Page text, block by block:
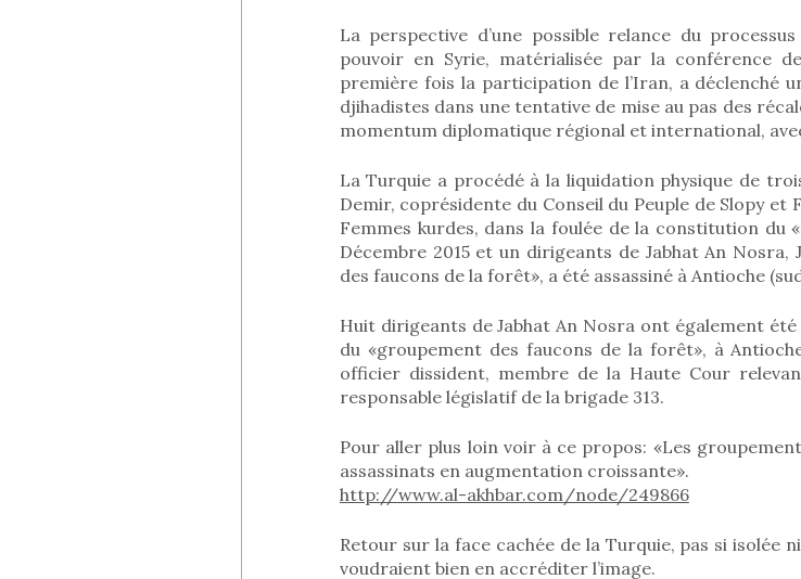
La perspective d’une possible relance du
pouvoir en Syrie, matérialisée par la conférence
première fois la participation de l’Iran, a déclenché
djihadistes dans une tentative de mise au pas des
momentum diplomatique régional et international,
La Turquie a procédé à la liquidation physique de
Demir, coprésidente du Conseil du Peuple de Slopy et
Femmes kurdes, dans la foulée de la constitution du
Décembre 2015 et un dirigeants de Jabhat An Nosra,
des faucons de la forêt», a été assassiné à Antioche
Huit dirigeants de Jabhat An Nosra ont également été
du «groupement des faucons de la forêt», à
officier dissident, membre de la Haute Cour
responsable législatif de la brigade 313.
Pour aller plus loin voir à ce propos: «Les
assassinats en augmentation croissante».
http://www.al-akhbar.com/node/249866
Retour sur la face cachée de la Turquie, pas si isolée
voudraient bien en accréditer l’image.